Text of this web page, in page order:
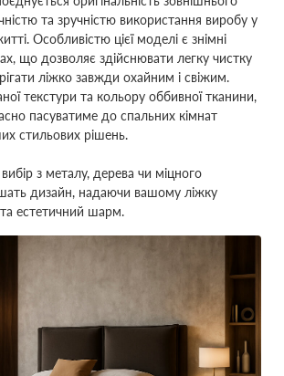
та зручністю використання виробу у
Особливістю цієї моделі є знімні
що дозволяє здійснювати легку чистку
ліжко завжди охайним і свіжим.
текстури та кольору оббивної тканини,
пасуватиме до спальних кімнат
стильових рішень.
з металу, дерева чи міцного
дизайн, надаючи вашому ліжку
та естетичний шарм.